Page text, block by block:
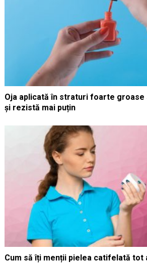
Oja aplicată în straturi foarte groase
și rezistă mai puțin
Cum să îți menții pielea catifelată tot